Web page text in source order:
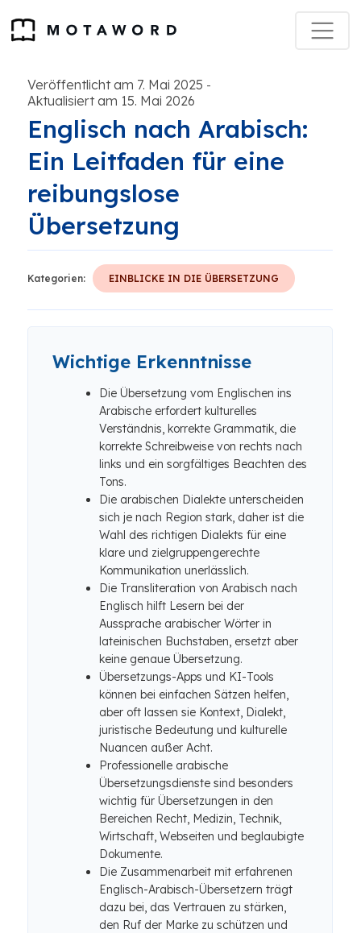
Veröffentlicht am 7. Mai 2025 -
Aktualisiert am 15. Mai 2026
Englisch nach Arabisch:
Ein Leitfaden für eine
reibungslose
Übersetzung
Kategorien: EINBLICKE IN DIE ÜBERSETZUNG
Wichtige Erkenntnisse
Die Übersetzung vom Englischen ins
Arabische erfordert kulturelles
Verständnis, korrekte Grammatik, die
korrekte Schreibweise von rechts nach
links und ein sorgfältiges Beachten des
Tons.
Die arabischen Dialekte unterscheiden
sich je nach Region stark, daher ist die
Wahl des richtigen Dialekts für eine
klare und zielgruppengerechte
Kommunikation unerlässlich.
Die Transliteration von Arabisch nach
Englisch hilft Lesern bei der
Aussprache arabischer Wörter in
lateinischen Buchstaben, ersetzt aber
keine genaue Übersetzung.
Übersetzungs-Apps und KI-Tools
können bei einfachen Sätzen helfen,
aber oft lassen sie Kontext, Dialekt,
juristische Bedeutung und kulturelle
Nuancen außer Acht.
Professionelle arabische
Übersetzungsdienste sind besonders
wichtig für Übersetzungen in den
Bereichen Recht, Medizin, Technik,
Wirtschaft, Webseiten und beglaubigte
Dokumente.
Die Zusammenarbeit mit erfahrenen
Englisch-Arabisch-Übersetzern trägt
dazu bei, das Vertrauen zu stärken,
den Ruf der Marke zu schützen und